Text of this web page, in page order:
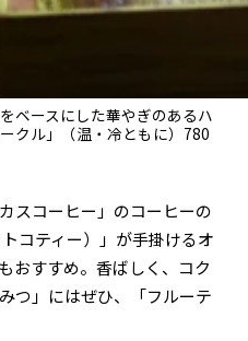
ベースにした華やぎのあるハ
クル」（温・冷ともに）780
スコーヒー」のコーヒーの
コティー）」が手掛けるオ
おすすめ。香ばしく、コク
つ」にはぜひ、「フルーテ